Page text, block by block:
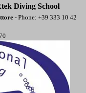
Diving School
- Phone: +39 333 10 42